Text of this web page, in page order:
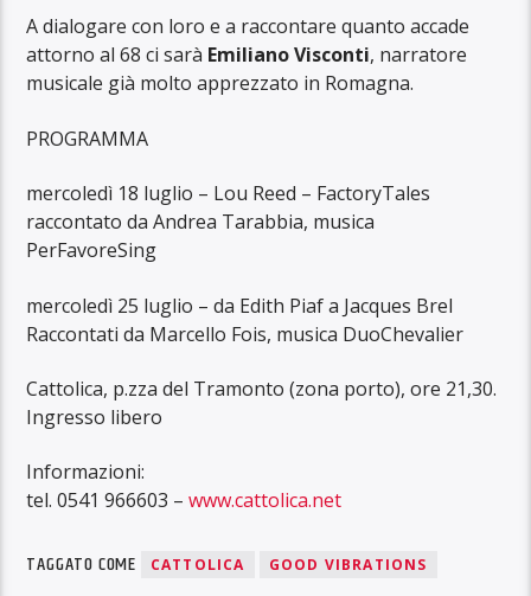
A dialogare con loro e a raccontare quanto accade
attorno al 68 ci sarà Emiliano Visconti, narratore
musicale già molto apprezzato in Romagna.
PROGRAMMA
mercoledì 18 luglio – Lou Reed – FactoryTales
raccontato da Andrea Tarabbia, musica
PerFavoreSing
mercoledì 25 luglio – da Edith Piaf a Jacques Brel
Raccontati da Marcello Fois, musica DuoChevalier
Cattolica, p.zza del Tramonto (zona porto), ore 21,30.
Ingresso libero
Informazioni:
tel. 0541 966603 –www.cattolica.net
TAGGATO COME CATTOLICA GOOD VIBRATIONS